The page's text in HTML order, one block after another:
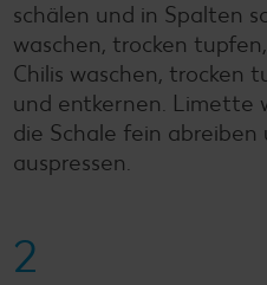
schälen und in Spalten
waschen, trocken
Chilis waschen, trocken
und entkernen. Limette
die Schale fein
auspressen.
2